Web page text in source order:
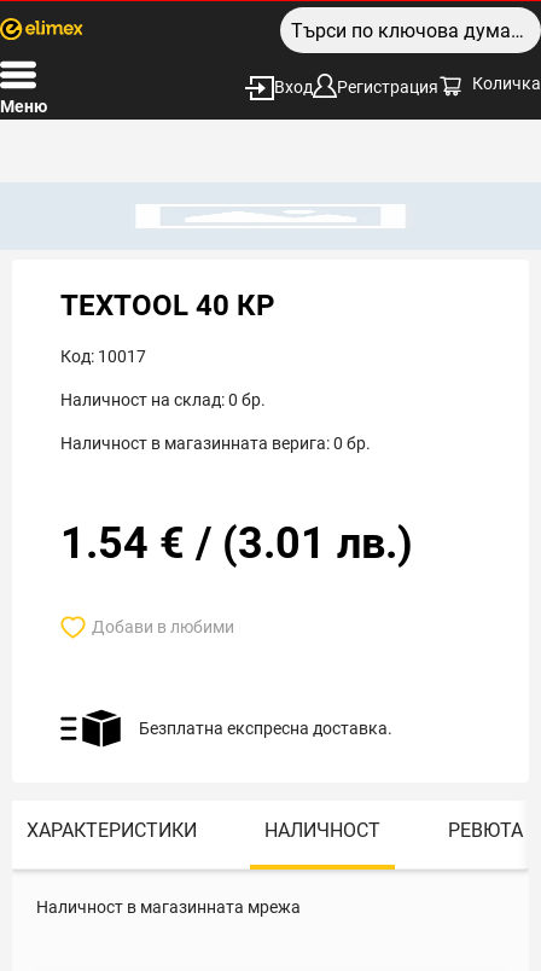
Меню
Вход Регистрация Количка
TEXTOOL 40 КР
Код: 10017
Наличност на склад:0 бр.
Наличност в магазинната верига:0 бр.
1.54 € / (3.01 лв.)
Добави в любими
Безплатна експресна доставка.
ХАРАКТЕРИСТИКИ НАЛИЧНОСТ РЕВЮТА
Наличност в магазинната мрежа